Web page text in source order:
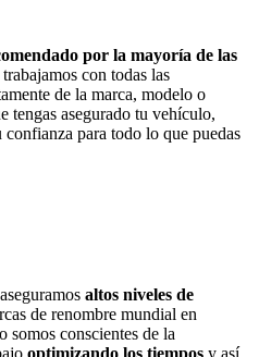
por la mayoría de las
con todas las
de la marca, modelo o
tengas asegurado tu vehículo,
para todo lo que puedas
altos niveles de
de renombre mundial en
somos conscientes de la